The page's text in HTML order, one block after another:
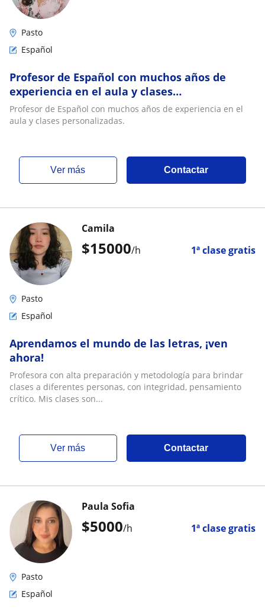
Pasto
Español
Profesor de Español con muchos años de
experiencia en el aula y clases
personalizadas
Profesor de Español con muchos años de experiencia en el
aula y clases personalizadas.
ver más Contactar
$15000/h 1ª clase gratis
Camila
Pasto
Español
Aprendamos el mundo de las letras, ¡ven
ahora!
Profesora con alta preparación y metodología para brindar
clases a diferentes personas, con integridad, pensamiento
crítico. Mis clases son...
ver más Contactar
$5000/h 1ª clase gratis
Paula Sofia
Pasto
Español